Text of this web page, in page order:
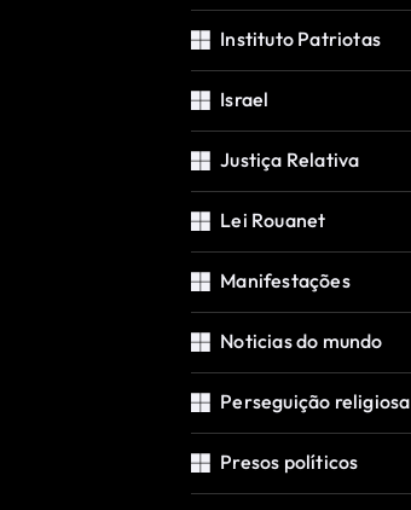
Instituto Patriotas
Israel
Justiça Relativa
Lei Rouanet
Manifestações
Noticias do mundo
Perseguição religiosa
Presos políticos